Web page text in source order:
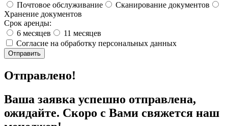
Почтовое обслуживание
Сканирование документов
Хранение документов
Срок аренды:
6 месяцев
11 месяцев
Согласие на обработку персональных данных
Отправить
Отправлено!
Ваша заявка успешно отправлена,
ожидайте. Скоро с Вами свяжется наш